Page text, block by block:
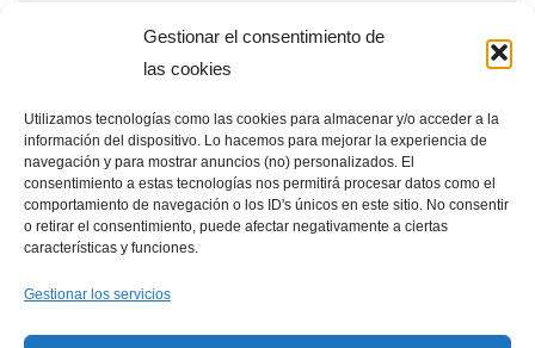
Gestionar el consentimiento de
las cookies
Utilizamos tecnologías como las cookies para almacenar y/o acceder a la
información del dispositivo. Lo hacemos para mejorar la experiencia de
navegación y para mostrar anuncios (no) personalizados. El
consentimiento a estas tecnologías nos permitirá procesar datos como el
comportamiento de navegación o los ID's únicos en este sitio. No consentir
o retirar el consentimiento, puede afectar negativamente a ciertas
características y funciones.
Gestionar los servicios
Entradas recientes
Qué ventajas tienen las placas solares en estaciones de
telecomunicaciones remotas